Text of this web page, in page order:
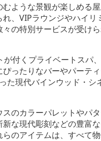
ような景観が楽しめる
、VIPラウンジやハイ
の特別サービスが受け
付くプライベートスパ
ったりなバーやパーテ
た現代バインウッド・
のカラーパレットやパ
な現代彫刻などの豊富
のアイテムは、すべて